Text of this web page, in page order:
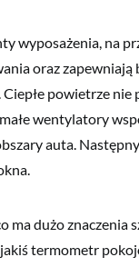
wyposażenia, na
oraz zapewniają
powietrze
wentylatory
auta.
ma dużo
termometr